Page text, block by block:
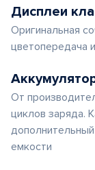
Дисплеи
Оригинальная
цветопередача
От
циклов заряда.
емкости